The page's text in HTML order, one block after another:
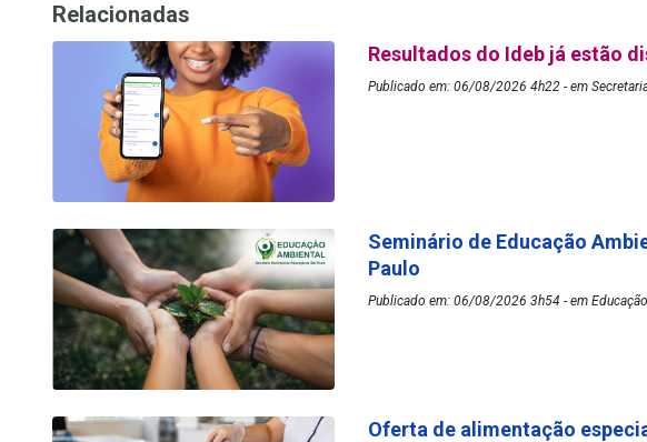
Relacionadas
Resultados do Ideb já estão
Publicado em: 06/08/2026 4h22 - em
Seminário de Educação
Paulo
Publicado em: 06/08/2026 3h54 - em
Oferta de alimentação